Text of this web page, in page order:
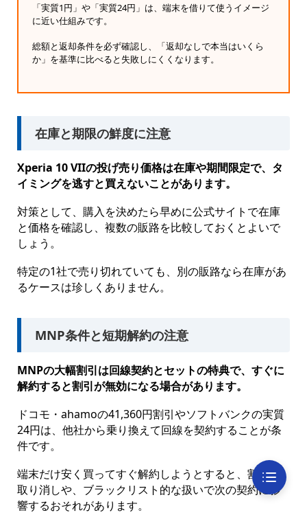
「実質1円」や「実質24円」は、端末を借りて使うイメージ
に近い仕組みです。
総額と返却条件を必ず確認し、「返却なしで本当はいくら
か」を基準に比べると失敗しにくくなります。
在庫と期限の鮮度に注意
Xperia 10 VIIの投げ売り価格は在庫や期間限定で、タ
イミングを逃すと買えないことがあります。
対策として、購入を決めたら早めに公式サイトで在庫
と価格を確認し、複数の販路を比較しておくとよいで
しょう。
特定の1社で売り切れていても、別の販路なら在庫があ
るケースは珍しくありません。
MNP条件と短期解約の注意
MNPの大幅割引は回線契約とセットの特典で、すぐに
解約すると割引が無効になる場合があります。
ドコモ・ahamoの41,360円割引やソフトバンクの実質
24円は、他社から乗り換えて回線を契約することが条
件です。
端末だけ安く買ってすぐ解約しようとすると、割引の
取り消しや、ブラックリスト的な扱いで次の契約に影
響するおそれがあります。